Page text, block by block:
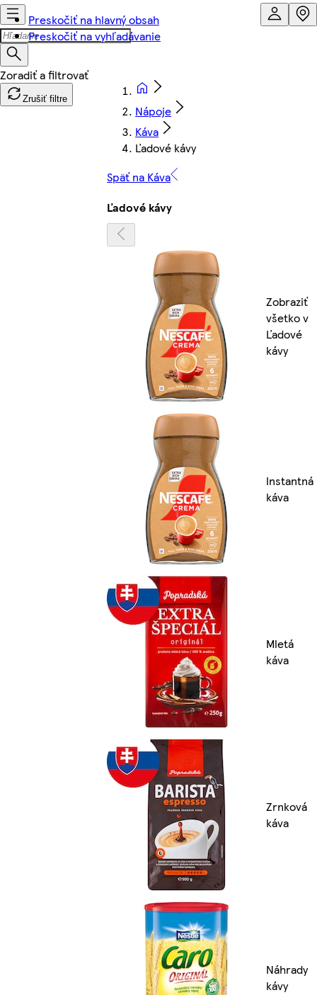
Preskočiť na hlavný obsah
Preskočiť na vyhľadávanie
Zrušiť filtre
Nápoje
Káva
Ľadové kávy
Späť na Káva
Ľadové kávy
Zobraziť
všetko v
Ľadové
kávy
Instantná
káva
Mletá
káva
Zrnková
káva
Náhrady
kávy